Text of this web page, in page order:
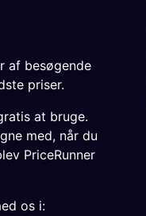
af besøgende
priser.
at bruge.
med, når du
PriceRunner
os i: